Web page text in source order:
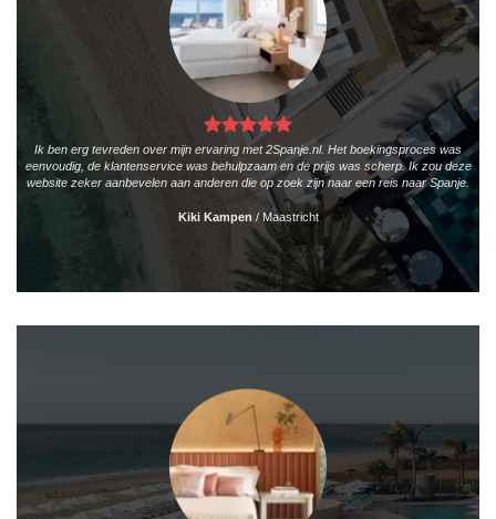
Ik ben erg tevreden over mijn ervaring met 2Spanje.nl. Het boekingsproces was
eenvoudig, de klantenservice was behulpzaam en de prijs was scherp. Ik zou deze
website zeker aanbevelen aan anderen die op zoek zijn naar een reis naar Spanje.
Kiki Kampen /Maastricht